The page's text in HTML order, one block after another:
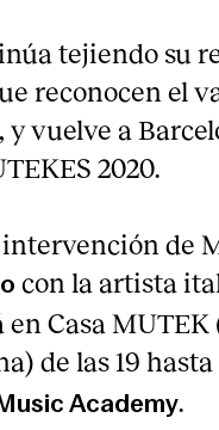
tejiendo su
reconocen el
vuelve a
2020.
de
con la artista
en Casa
de las 19
Academy.